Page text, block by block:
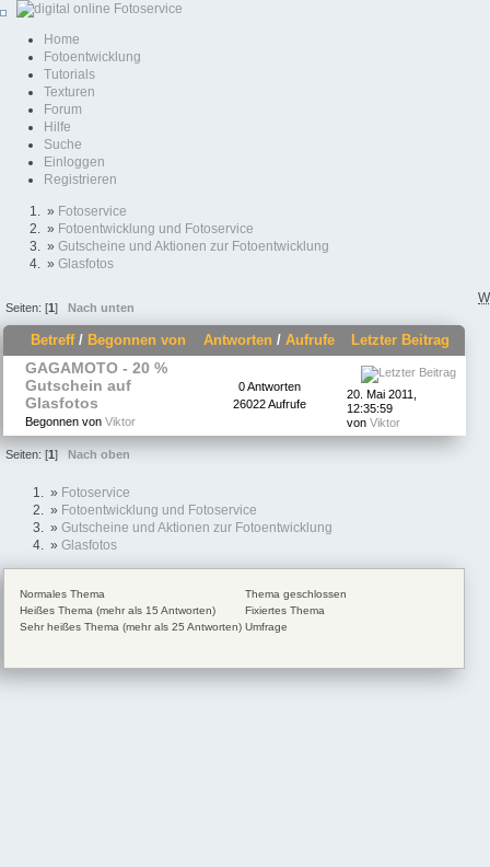
Home
Fotoentwicklung
Tutorials
Texturen
Forum
Hilfe
Suche
Einloggen
Registrieren
» Fotoservice
» Fotoentwicklung und Fotoservice
» Gutscheine und Aktionen zur Fotoentwicklung
» Glasfotos
Seiten: [1] Nach unten
Betreff/ Begonnen von Antworten / Aufrufe
Letzter Beitrag
GAGAMOTO - 20 %
Gutschein auf
Glasfotos
Begonnen von Viktor
0 Antworten
26022 Aufrufe
20. Mai 2011,
12:35:59
von Viktor
Seiten: [1] Nach oben
» Fotoservice
» Fotoentwicklung und Fotoservice
» Gutscheine und Aktionen zur Fotoentwicklung
» Glasfotos
Normales Thema
Heißes Thema (mehr als 15 Antworten)
Sehr heißes Thema (mehr als 25 Antworten)
Thema geschlossen
Fixiertes Thema
Umfrage